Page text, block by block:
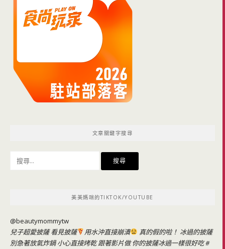
文章關鍵字搜尋
美美媽咪的TIKTOK/YOUTUBE
@beautymommytw
兒子超愛披薩 看見披薩
用水沖直接崩潰
真的假的啦！ 冰過的披薩
別急著放氣炸鍋 小心直接烤乾 跟著影片做 你的披薩冰過一樣很好吃#